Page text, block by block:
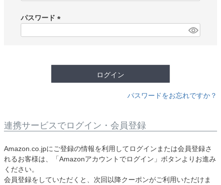
)
パスワード
ログイン
パスワードをお忘れですか？
連携サービスでログイン・会員登録
Amazon.co.jpにご登録の情報を利用してログインまたは会員登録さ
れるお客様は、「Amazonアカウントでログイン」ボタンよりお進み
ください。
会員登録をしていただくと、次回以降クーポンがご利用いただけま